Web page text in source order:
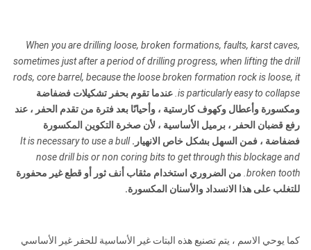
When you are drilling loose, broken formations, faults, karst caves,
sometimes just after a period of drilling progress, when lifting the drill
rods, core barrel, because the loose broken formation rock is loose, it
is particularly easy to collapse. عندما تقوم بحفر تشكيلات فضفاضة
ومكسورة وأعطال وكهوف كارستية ، وأحيانًا بعد فترة من تقدم الحفر ، عند
رفع قضبان الحفر ، برميل الأساسية ، لأن صخرة التكوين المكسورة
فضفاضة ، فمن السهل بشكل خاص الانهيار. It is necessary to use a bull
nose drill bis or non coring bits to get through this blockage and
broken tooth. من الضروري استخدام مثقاب أنف ثور أو قطع غير محفورة
للتغلب على هذا الانسداد والأسنان المكسورة.
كما يوحي الاسم ، يتم تصنيع هذه البتات غير الأساسية للحفر غير الأساسي